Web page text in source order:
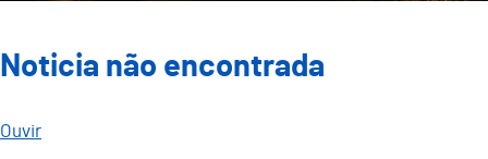
Noticia não encontrada
Ouvir